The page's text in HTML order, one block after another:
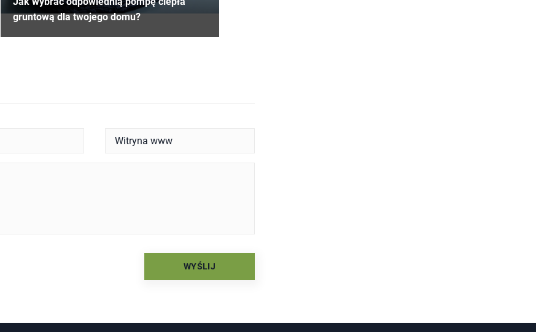
gruntową dla twojego domu?